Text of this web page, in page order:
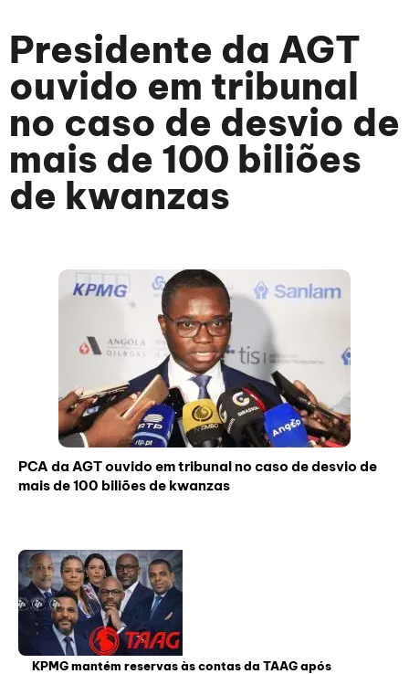
Presidente da AGT
ouvido em tribunal
no caso de desvio de
mais de 100 biliões
de kwanzas
PCA da AGT ouvido em tribunal no caso de desvio de
mais de 100 biliões de kwanzas
KPMG mantém reservas às contas da TAAG após